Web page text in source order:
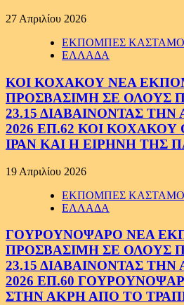
27 Απριλίου 2026
ΕΚΠΟΜΠΕΣ
ΕΛΛΑΔΑ
ΚΟΙ ΚΟΧΑΚΟΥ ΝΕΑ
ΠΡΟΣΒΑΣΙΜΗ ΣΕ ΟΛΟΥΣ
23.15 ΔΙΑΒΑΙΝΟΝΤΑΣ
2026 ΕΠ.62 ΚΟΙ
ΙΡΑΝ ΚΑΙ Η ΕΙΡΗΝΗ ΤΗΣ
19 Απριλίου 2026
ΕΚΠΟΜΠΕΣ
ΕΛΛΑΔΑ
ΓΟΥΡΟΥΝΟΨΑΡΟ ΝΕΑ
ΠΡΟΣΒΑΣΙΜΗ ΣΕ ΟΛΟΥΣ
23.15 ΔΙΑΒΑΙΝΟΝΤΑΣ
2026 ΕΠ.60
ΣΤΗΝ ΑΚΡΗ ΑΠΟ ΤΟ